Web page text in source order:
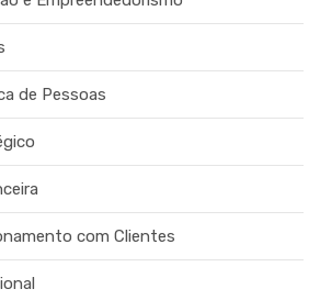
de Pessoas
com Clientes